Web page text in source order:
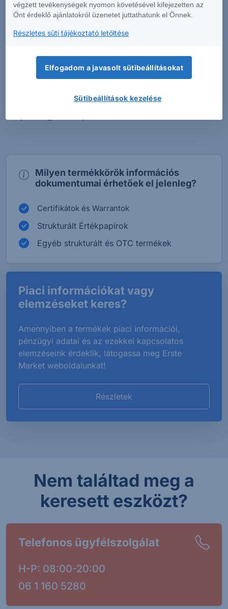
Az Európai Unió pénzügyi piacain elérhető pénzügyi
termékek igen magas száma miatt a fenti kereső
alkalmazáson túl figyelmébe ajánljuk az adott
kereső funkcióját is.Kérjük tisztelt Ügyfeleinket, hogy
a csak angol nyelven elérhető KID-el rendelkező
termékekben csak akkor kössenek tranzakciót,
mértékben tájékozottak az adott termék
Milyen termékkörök információs
dokumentumai érhetőek el jelenleg?
Certifikátok és Warrantok
Strukturált Értékpapírok
Egyéb strukturált és OTC termékek
Piaci információkat vagy
elemzéseket keres?
Amennyiben a termékek piaci információi,
pénzügyi adatai és az ezekkel kapcsolatos
elemzéseink érdeklik, látogassa meg Erste
Market weboldalunkat!
Részletek
Nem találtad meg a
keresett eszközt?
Telefonos ügyfélszolgálat
H-P: 08:00-20:00
06 1 160 5280
végzett tevékenységek nyomon követésével kifejezetten az
Önt érdeklő ajánlatokról üzenetet juttathatunk el Önnek.
Részletes süti tájékoztató letöltése
Elfogadom a javasolt sütibeállításokat
Sütibeállítások kezelése